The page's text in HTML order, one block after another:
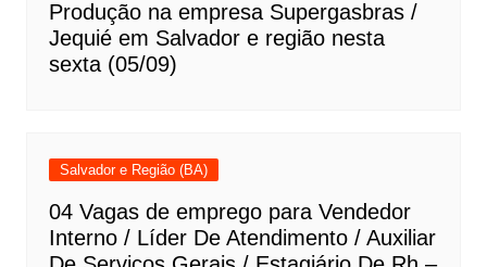
Produção na empresa Supergasbras /
Jequié em Salvador e região nesta
sexta (05/09)
Salvador e Região (BA)
04 Vagas de emprego para Vendedor
Interno / Líder De Atendimento / Auxiliar